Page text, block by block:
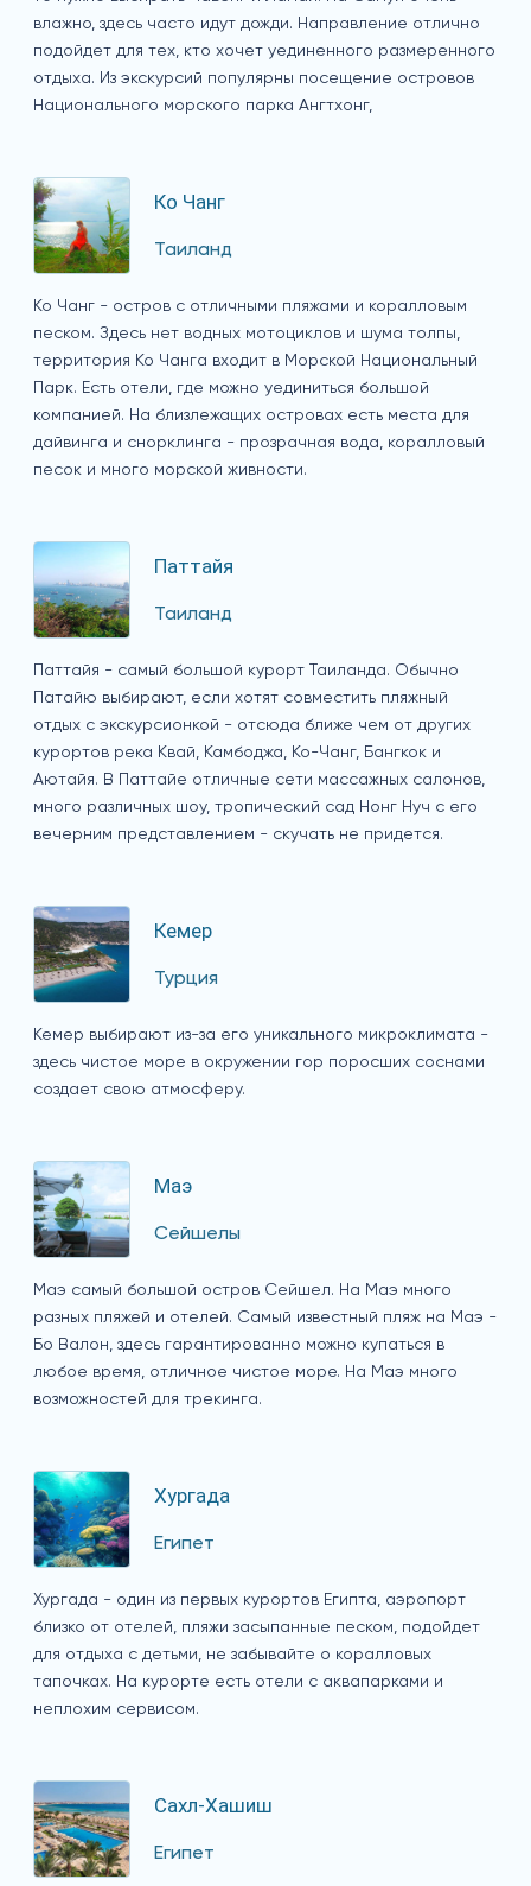
влажно, здесь часто идут дожди. Направление отлично
подойдет для тех, кто хочет уединенного размеренного
отдыха. Из экскурсий популярны посещение островов
Национального морского парка Ангтхонг,
Ко Чанг
Таиланд
Ко Чанг - остров с отличными пляжами и коралловым
песком. Здесь нет водных мотоциклов и шума толпы,
территория Ко Чанга входит в Морской Национальный
Парк. Есть отели, где можно уединиться большой
компанией. На близлежащих островах есть места для
дайвинга и снорклинга - прозрачная вода, коралловый
песок и много морской живности.
Паттайя
Таиланд
Паттайя - самый большой курорт Таиланда. Обычно
Патайю выбирают, если хотят совместить пляжный
отдых с экскурсионкой - отсюда ближе чем от других
курортов река Квай, Камбоджа, Ко-Чанг, Бангкок и
Аютайя. В Паттайе отличные сети массажных салонов,
много различных шоу, тропический сад Нонг Нуч с его
вечерним представлением - скучать не придется.
Кемер
Турция
Кемер выбирают из-за его уникального микроклимата -
здесь чистое море в окружении гор поросших соснами
создает свою атмосферу.
Маэ
Сейшелы
Маэ самый большой остров Сейшел. На Маэ много
разных пляжей и отелей. Самый известный пляж на Маэ -
Бо Валон, здесь гарантированно можно купаться в
любое время, отличное чистое море. На Маэ много
возможностей для трекинга.
Хургада
Египет
Хургада - один из первых курортов Египта, аэропорт
близко от отелей, пляжи засыпанные песком, подойдет
для отдыха с детьми, не забывайте о коралловых
тапочках. На курорте есть отели с аквапарками и
неплохим сервисом.
Сахл-Хашиш
Египет